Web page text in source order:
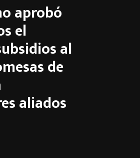
aprobó
el
al
de
aliados